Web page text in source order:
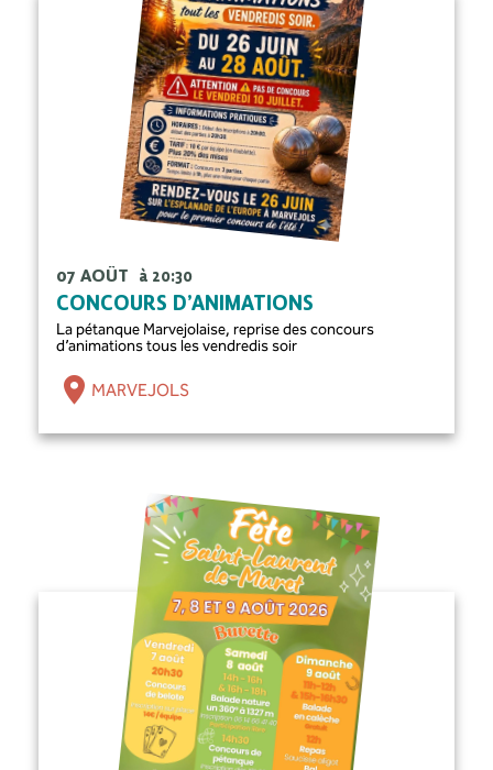
07 AOÛT à 20:30
CONCOURS D’ANIMATIONS
La pétanque Marvejolaise, reprise des concours
d’animations tous les vendredis soir
MARVEJOLS